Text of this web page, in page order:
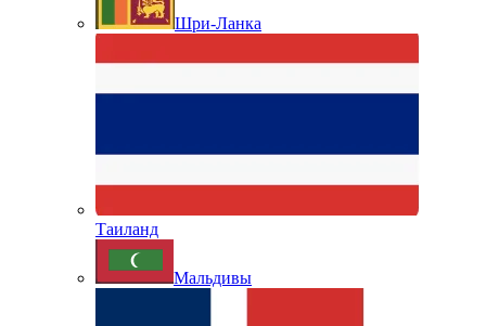
Шри-Ланка
Таиланд
Мальдивы